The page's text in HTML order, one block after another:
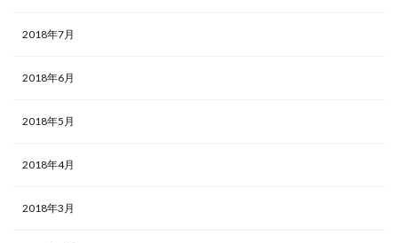
2018年7月
2018年6月
2018年5月
2018年4月
2018年3月